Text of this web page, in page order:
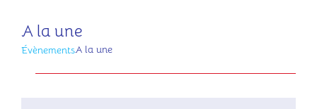
OGEC
A la une
ÉvènementsA la une